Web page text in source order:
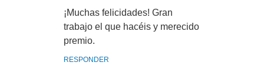
¡Muchas felicidades! Gran
trabajo el que hacéis y merecido
premio.
RESPONDER